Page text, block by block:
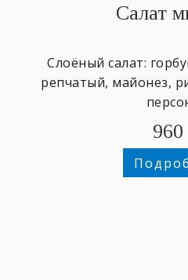
Салат
Слоёный салат:
репчатый, майонез,
960